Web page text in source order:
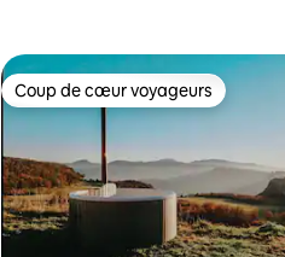
Coup de cœur voyageurs
Coup de cœur voyageurs